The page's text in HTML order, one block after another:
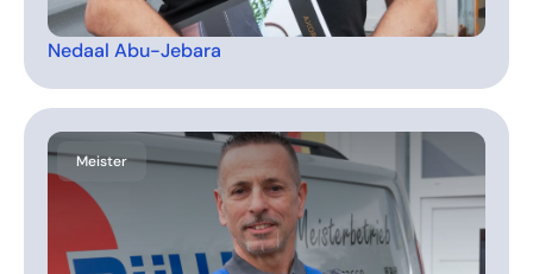
Nedaal Abu-Jebara
Meister